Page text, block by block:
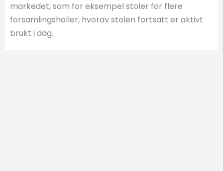
markedet, som for eksempel stoler for flere
forsamlingshaller, hvorav stolen fortsatt er aktivt
brukt i dag.